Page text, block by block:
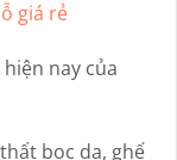
giá rẻ
nay của
bọc da, ghế